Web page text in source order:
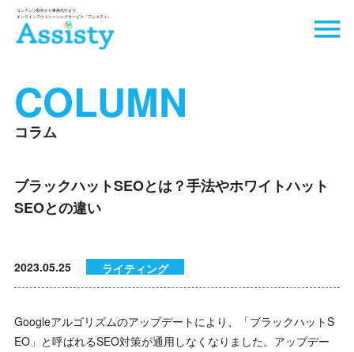
COLUMN
コラム
ブラックハットSEOとは？手法やホワイトハット
SEOとの違い
2023.05.25 ライティング
Googleアルゴリズムのアップデートにより、「ブラックハットS
EO」と呼ばれるSEO対策が通用しなくなりました。アップデー